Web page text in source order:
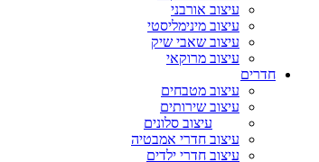
עיצוב אורבני
עיצוב מינימליסטי
עיצוב שאבי שיק
עיצוב מרוקאי
חדרים
עיצוב מטבחים
עיצוב שירותים
עיצוב סלונים
עיצוב חדרי אמבטיה
עיצוב חדרי ילדים